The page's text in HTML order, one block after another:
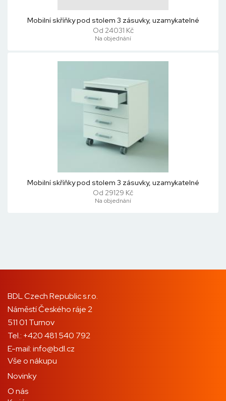
Mobilní skříňky pod stolem 3 zásuvky, uzamykatelné
Od 24031 Kč
Na objednání
Mobilní skříňky pod stolem 3 zásuvky, uzamykatelné
Od 29129 Kč
Na objednání
BDL Czech Republic s.r.o.
Náměstí Českého ráje 2
511 01 Turnov
Tel.: +420 481 540 792
E-mail:info@bdl.cz
Vše o nákupu
Novinky
O nás